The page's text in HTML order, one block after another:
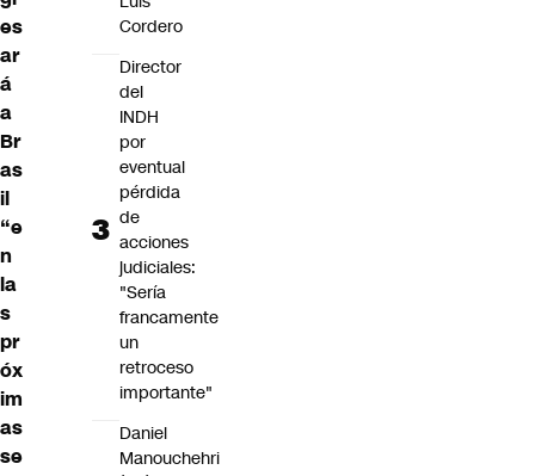
es
ar
á
a
Br
as
il
“e
n
la
s
pr
óx
im
as
se
Cordero
Director
del
INDH
por
eventual
pérdida
de
acciones
judiciales:
"Sería
francamente
un
retroceso
importante"
Daniel
Manouchehri